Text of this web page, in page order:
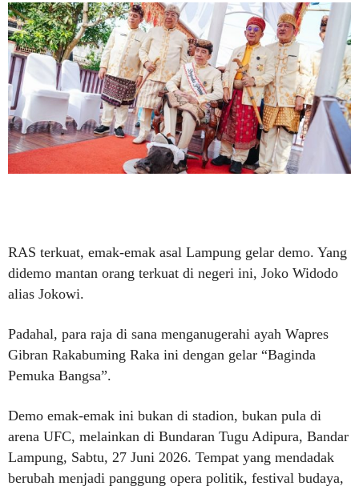
RAS terkuat, emak-emak asal Lampung gelar demo. Yang
didemo mantan orang terkuat di negeri ini, Joko Widodo
alias Jokowi.
Padahal, para raja di sana menganugerahi ayah Wapres
Gibran Rakabuming Raka ini dengan gelar “Baginda
Pemuka Bangsa”.
Demo emak-emak ini bukan di stadion, bukan pula di
arena UFC, melainkan di Bundaran Tugu Adipura, Bandar
Lampung, Sabtu, 27 Juni 2026. Tempat yang mendadak
berubah menjadi panggung opera politik, festival budaya,